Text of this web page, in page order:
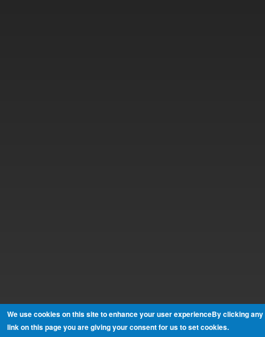
We use cookies on this site to enhance your user experienceBy clicking any
link on this page you are giving your consent for us to set cookies.